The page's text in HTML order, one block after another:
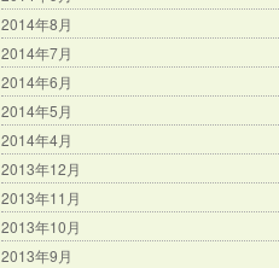
2014年8月
2014年7月
2014年6月
2014年5月
2014年4月
2013年12月
2013年11月
2013年10月
2013年9月